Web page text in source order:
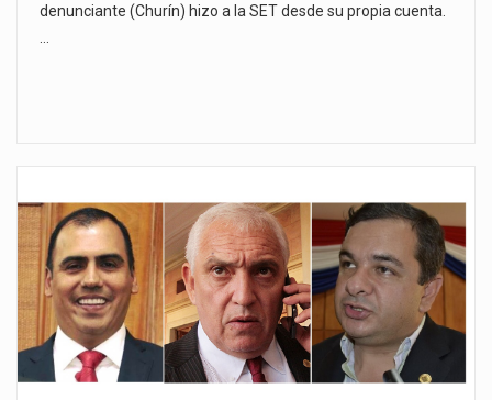
denunciante (Churín) hizo a la SET desde su propia cuenta.